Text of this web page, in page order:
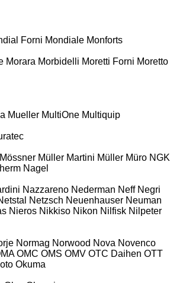
Forni Mondiale Monforts
Morara Morbidelli Moretti Forni Moretto
Mueller MultiOne Multiquip
Mössner Müller Martini Müller Müro NGK
Nagel
Nazzareno Nederman Neff Negri
Netzsch Neuenhauser Neuman
Nieros Nikkiso Nikon Nilfisk Nilpeter
Normag Norwood Nova Novenco
OMC OMS OMV OTC Daihen OTT
Okuma